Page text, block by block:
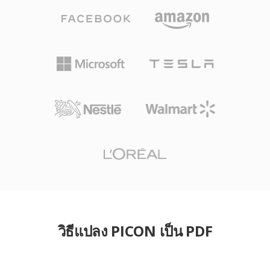
วิธีแปลง PICON เป็น PDF